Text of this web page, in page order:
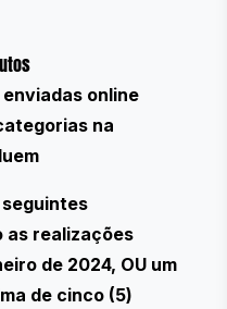
online
na
as realizações
de 2024, OU um
de cinco (5)